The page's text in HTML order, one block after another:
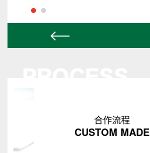
可以操作，不成功不收费。
合作流程
CUSTOM MADE